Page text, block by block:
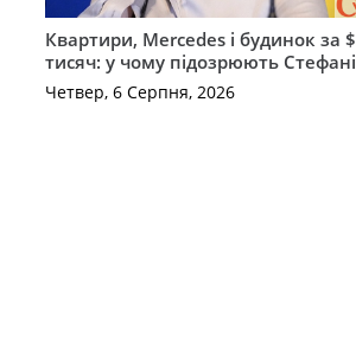
Квартири, Mercedes і будинок за
тисяч: у чому підозрюють
Четвер, 6 Серпня, 2026